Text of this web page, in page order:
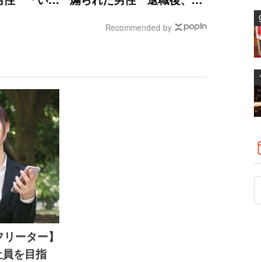
そのとき自分の息子や娘が
分の妻は美人であることに
も」
ですよあの2人は」と、にこ
送付した結果【後編】
Recommended by
ーター】
を目指